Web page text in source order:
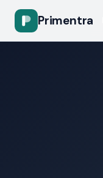
Primentra